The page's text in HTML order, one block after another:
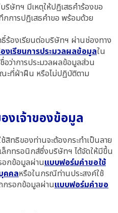
ริษัทฯ มีเหตุให้ปฏิเสธคำร้องขอ
การปฏิเสธคำขอ พร้อมด้วย
ร้องเรียนต่อบริษัทฯ ผ่านช่องทาง
งเรียนการประมวลผลข้อมูลใน
อว่าการประมวลผลข้อมูลส่วน
ะที่ฝ่าฝืน หรือไม่ปฏิบัติตาม
งเจ้าของข้อมูล
สิทธิของท่านจะต้องกระทำเป็นลาย
กทรอนิกส์ซึ่งบริษัทฯ ได้จัดให้มีขึ้น
อกข้อมูลผ่านแบบฟอร์มคำขอใช้
คคลหรือในกรณีท่านประสงค์ใช้
กรอกข้อมูลผ่านแบบฟอร์มคำขอ